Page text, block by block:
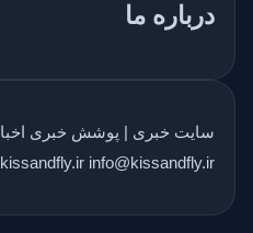
درباره ما
سایت خبری | پوشش خبری اخبار
kissandfly.ir info@kissandfly.ir